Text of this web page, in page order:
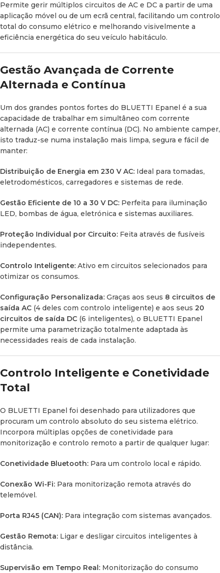
Controlo Inteligente e Conetividade
Total
procuram um controlo absoluto do seu sistema elétrico.
Incorpora múltiplas opções de conetividade para
Conetividade Bluetooth:Para um controlo local e rápido.
Conexão Wi-Fi:Para monitorização remota através do
telemóvel.
Porta RJ45 (CAN):Para integração com sistemas avançados.
Ligar e desligar circuitos inteligentes à
distância.
Supervisão em Tempo Real:
elétrico instantâneo.
Especificações Técnicas Completas
Parâmetro Especificação Técnica
Entrada AC
120 V / 230 V (conforme a
Corrente Máxima de
Entrada AC
50 A
Salida AC
8 circuitos (até 30 A por
circuito)
Entrada DC 10 a 30 V (até 100 A)
20 circuitos (até 20 A por
Dados Físicos e Ambientais
Permite gerir múltiplos circuitos de AC e DC a partir de uma
aplicação móvel ou de um ecrã central, facilitando um controlo
total do consumo elétrico e melhorando visivelmente a
eficiência energética do seu veículo habitáculo.
Gestão Avançada de Corrente
Alternada e Contínua
Um dos grandes pontos fortes do BLUETTI Epanel é a sua
capacidade de trabalhar em simultâneo com corrente
alternada (AC) e corrente contínua (DC). No ambiente camper,
isto traduz-se numa instalação mais limpa, segura e fácil de
manter:
Distribuição de Energia em 230 V AC: Ideal para tomadas,
eletrodomésticos, carregadores e sistemas de rede.
Gestão Eficiente de 10 a 30 V DC: Perfeita para iluminação
LED, bombas de água, eletrónica e sistemas auxiliares.
Proteção Individual por Circuito: Feita através de fusíveis
independentes.
Controlo Inteligente: Ativo em circuitos selecionados para
otimizar os consumos.
Configuração Personalizada: Graças aos seus 8 circuitos de
saída AC (4 deles com controlo inteligente) e aos seus 20
circuitos de saída DC (6 inteligentes), o BLUETTI Epanel
permite uma parametrização totalmente adaptada às
necessidades reais de cada instalação.
Controlo Inteligente e Conetividade
Total
O BLUETTI Epanel foi desenhado para utilizadores que
procuram um controlo absoluto do seu sistema elétrico.
Incorpora múltiplas opções de conetividade para
monitorização e controlo remoto a partir de qualquer lugar:
Conetividade Bluetooth: Para um controlo local e rápido.
Conexão Wi-Fi: Para monitorização remota através do
telemóvel.
Porta RJ45 (CAN): Para integração com sistemas avançados.
Gestão Remota: Ligar e desligar circuitos inteligentes à
distância.
Supervisão em Tempo Real: Monitorização do consumo